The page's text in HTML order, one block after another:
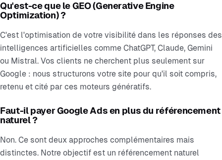
Qu'est-ce que le GEO (Generative Engine
Optimization) ?
C'est l'optimisation de votre visibilité dans les réponses des
intelligences artificielles comme ChatGPT, Claude, Gemini
ou Mistral. Vos clients ne cherchent plus seulement sur
Google : nous structurons votre site pour qu'il soit compris,
retenu et cité par ces moteurs génératifs.
Faut-il payer Google Ads en plus du référencement
naturel ?
Non. Ce sont deux approches complémentaires mais
distinctes. Notre objectif est un référencement naturel